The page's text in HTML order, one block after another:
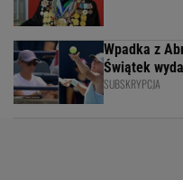
Wpadka z
Świątek
SUBSKRYPCJA